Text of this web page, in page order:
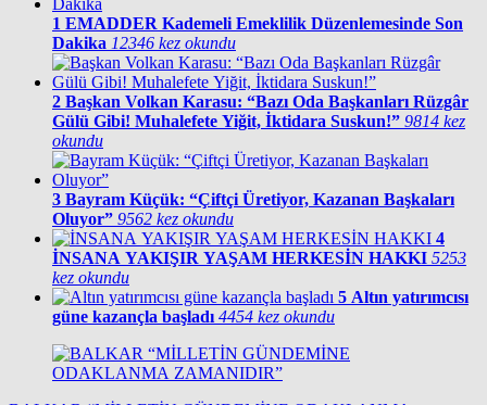
1 EMADDER Kademeli Emeklilik Düzenlemesinde Son
Dakika 12346 kez okundu
2 Başkan Volkan Karasu: “Bazı Oda Başkanları Rüzgâr
Gülü Gibi! Muhalefete Yiğit, İktidara Suskun!” 9814 kez
okundu
3 Bayram Küçük: “Çiftçi Üretiyor, Kazanan Başkaları
Oluyor” 9562 kez okundu
4
İNSANA YAKIŞIR YAŞAM HERKESİN HAKKI 5253
kez okundu
5 Altın yatırımcısı
güne kazançla başladı 4454 kez okundu